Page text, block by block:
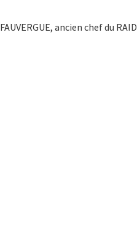
ancien chef du RAID